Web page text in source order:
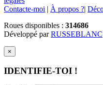
Contacte-moi | À propos ?|
Roues disponibles : 314686
Développé parRUSSEBLANC
×
IDENTIFIE-TOI !